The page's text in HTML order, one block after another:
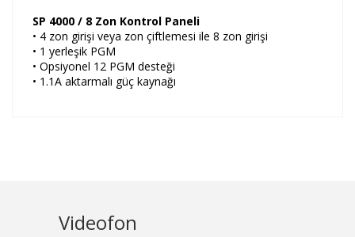
SP 4000 / 8 Zon Kontrol Paneli
• 4 zon girişi veya zon çiftlemesi ile 8 zon girişi
• 1 yerleşik PGM
• Opsiyonel 12 PGM desteği
• 1.1A aktarmalı güç kaynağı
Videofon